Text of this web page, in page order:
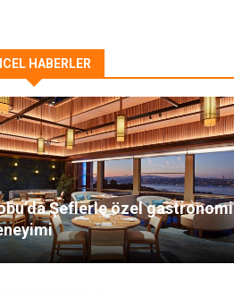
HABERLER
Şeflerle özel gastronomi